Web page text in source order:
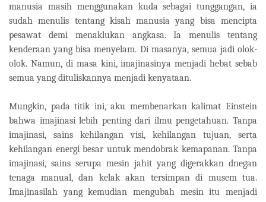
manusia masih menggunakan kuda sebagai tunggangan, ia
sudah menulis tentang kisah manusia yang bisa mencipta
pesawat demi menaklukan angkasa. Ia menulis tentang
kenderaan yang bisa menyelam. Di masanya, semua jadi olok-
olok. Namun, di masa kini, imajinasinya menjadi hebat sebab
semua yang dituliskannya menjadi kenyataan.
Mungkin, pada titik ini, aku membenarkan kalimat Einstein
bahwa imajinasi lebih penting dari ilmu pengetahuan. Tanpa
imajinasi, sains kehilangan visi, kehilangan tujuan, serta
kehilangan energi besar untuk mendobrak kemapanan. Tanpa
imajinasi, sains serupa mesin jahit yang digerakkan dnegan
tenaga manual, dan kelak akan tersimpan di musem tua.
Imajinasilah yang kemudian mengubah mesin itu menjadi